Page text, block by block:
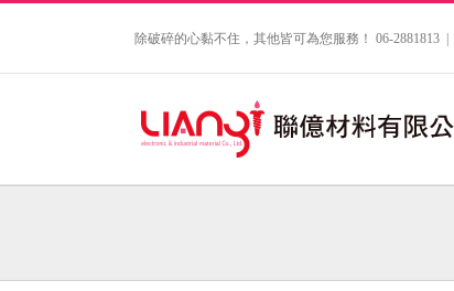
除破碎的心黏不住，其他皆可為您服務！ 06-2881813 |